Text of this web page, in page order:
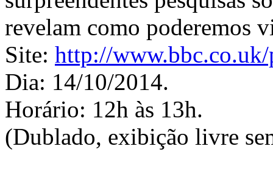
revelam como poderemos
Site: http://
Dia: 14/10/2014.
Horário: 12h às 13h.
(Dublado, exibição livre